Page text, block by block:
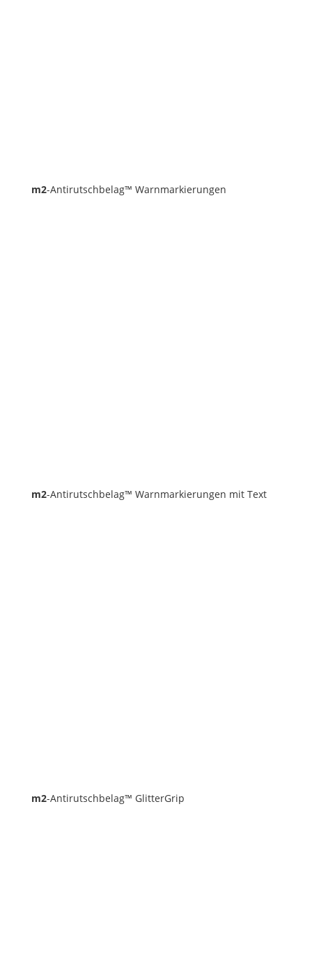
m2-Antirutschbelag™ Warnmarkierungen
m2-Antirutschbelag™ Warnmarkierungen mit Text
m2-Antirutschbelag™ GlitterGrip